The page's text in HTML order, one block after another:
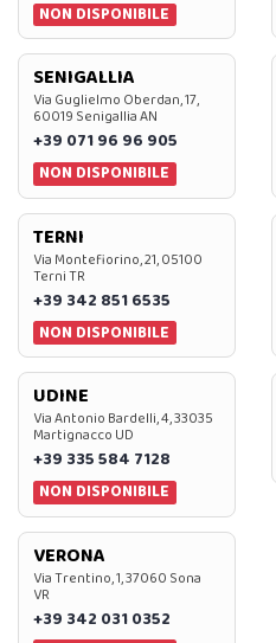
NON DISPONIBILE
SENIGALLIA
Via Guglielmo Oberdan, 17,
60019 Senigallia AN
+39 071 96 96 905
NON DISPONIBILE
TERNI
Via Montefiorino, 21, 05100
Terni TR
+39 342 851 6535
NON DISPONIBILE
UDINE
Via Antonio Bardelli, 4, 33035
Martignacco UD
+39 335 584 7128
NON DISPONIBILE
VERONA
Via Trentino, 1, 37060 Sona
VR
+39 342 031 0352